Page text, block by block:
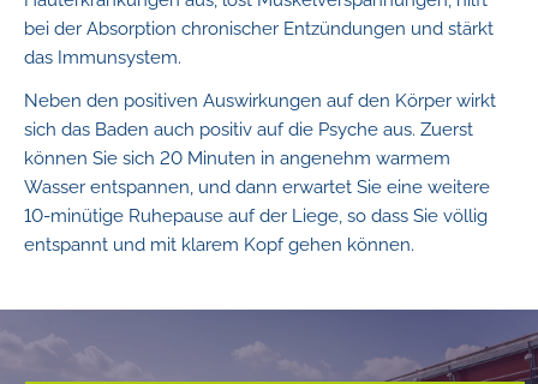
bei der Absorption chronischer Entzündungen und stärkt
das Immunsystem.
Neben den positiven Auswirkungen auf den Körper wirkt
sich das Baden auch positiv auf die Psyche aus. Zuerst
können Sie sich 20 Minuten in angenehm warmem
Wasser entspannen, und dann erwartet Sie eine weitere
10-minütige Ruhepause auf der Liege, so dass Sie völlig
entspannt und mit klarem Kopf gehen können.